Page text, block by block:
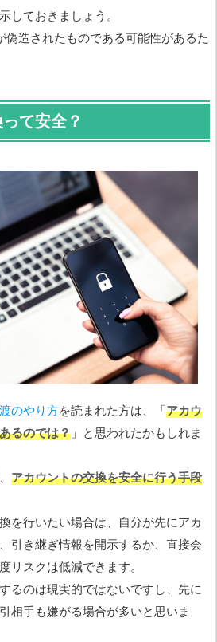
しておきましょう。
偽造されたものである可能性があるた
て安全？
のやり方を読まれた方は、「アカウ
るのでは？ 」と思われたかもしれま
アカウントの交換を安全に行う手段
を行いたい場合は、自分が先にアカ
引き継ぎ情報を開示するか、直接会
リスクは低減できます。
るのは現実的ではないですし、先に
相手も嫌がる場合が多いと思いま